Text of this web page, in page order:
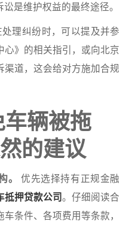
是维护权益的最终途径。
处理纠纷时，可以提及并参
心》的相关指引，或向北京
渠道，这会给对方施加合规
车辆被拖
的建议
。
优先选择持有正规金融
抵押贷款公司。仔细阅读合
条件、各项费用等条款，